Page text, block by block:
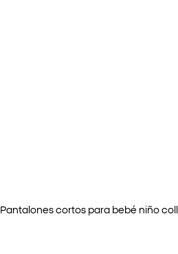
Pantalones cortos para bebé niño